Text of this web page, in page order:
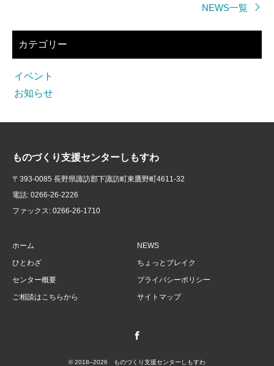
NEWS一覧
カテゴリー
イベント
お知らせ
ものづくり支援センターしもすわ
〒393-0085 長野県諏訪郡下諏訪町東鷹野町4611-32
電話: 0266-26-2226
ファックス: 0266-26-1710
ホーム
ひとわざ
センター概要
ご相談はこちらから
NEWS
ちょっとブレイク
プライバシーポリシー
サイトマップ
© 2018–2026 ものづくり支援センターしもすわ